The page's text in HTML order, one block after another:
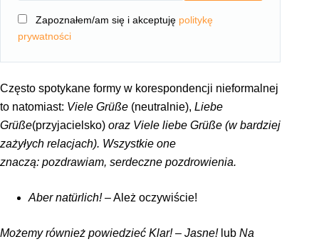
Zapoznałem/am się i akceptuję politykę
prywatności
Często spotykane formy w korespondencji nieformalnej
to natomiast: Viele Grüße (neutralnie), Liebe
Grüße(przyjacielsko) oraz Viele liebe Grüße (w bardziej
zażyłych relacjach). Wszystkie one
znaczą: pozdrawiam, serdeczne pozdrowienia.
Aber natürlich!– Ależ oczywiście!
Możemy również powiedzieć Klar! – Jasne! lub Na